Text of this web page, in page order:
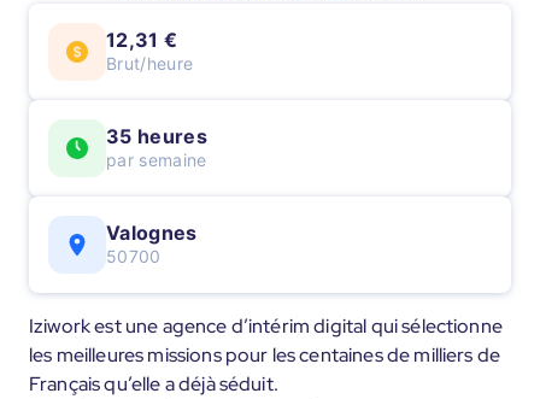
12,31 €
Brut/heure
35 heures
par semaine
Valognes
50700
Iziwork est une agence d’intérim digital qui sélectionne
les meilleures missions pour les centaines de milliers de
Français qu’elle a déjà séduit.